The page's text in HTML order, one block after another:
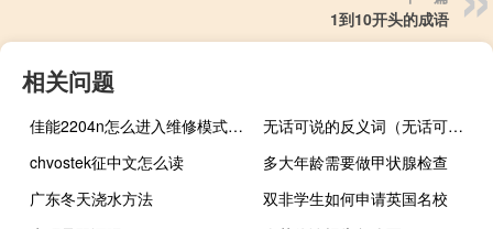
1到10开头的成语
相关问题
佳能2204n怎么进入维修模式（佳能2204n）
无话可说的反义词（无话可说）
chvostek征中文怎么读
多大年龄需要做甲状腺检查
广东冬天浇水方法
双非学生如何申请英国名校